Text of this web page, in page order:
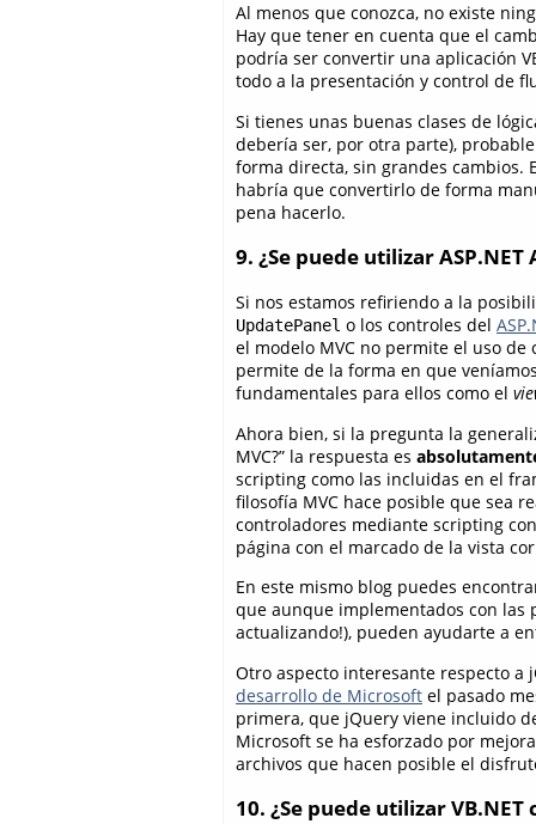
Al menos que conozca, no existe
Hay que tener en cuenta que el
podría ser convertir una aplicación
todo a la presentación y control de
Si tienes unas buenas clases de
debería ser, por otra parte),
forma directa, sin grandes cambios.
habría que convertirlo de forma
pena hacerlo.
9. ¿Se puede utilizar
Si nos estamos refiriendo a la
UpdatePanel o los controles del
el modelo MVC no permite el uso de
permite de la forma en que
fundamentales para ellos como el
Ahora bien, si la pregunta la
MVC?” la respuesta es
scripting como las incluidas en el
filosofía MVC hace posible que sea
controladores mediante scripting
página con el marcado de la vista
En este mismo blog puedes
que aunque implementados con las
actualizando!), pueden ayudarte a
Otro aspecto interesante respecto a
desarrollo de Microsoft el pasado
primera, que jQuery viene incluido
Microsoft se ha esforzado por
archivos que hacen posible el
10. ¿Se puede utilizar VB.NET